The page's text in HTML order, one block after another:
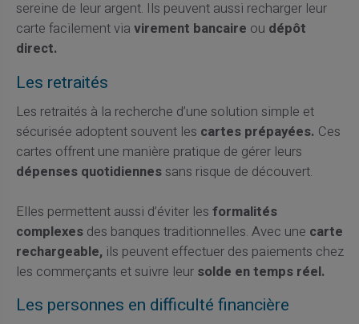
sereine de leur argent. Ils peuvent aussi recharger leur
carte facilement via virement bancaire ou dépôt
direct.
Les retraités
Les retraités à la recherche d’une solution simple et
sécurisée adoptent souvent les cartes prépayées. Ces
cartes offrent une manière pratique de gérer leurs
dépenses quotidiennessans risque de découvert.
Elles permettent aussi d’éviter les formalités
complexesdes banques traditionnelles. Avec une carte
rechargeable,ils peuvent effectuer des paiements chez
les commerçants et suivre leur solde en temps réel.
Les personnes en difficulté financière